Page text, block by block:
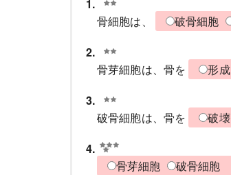
1.
骨細胞は、
破骨細胞
2.
骨芽細胞は、骨を
形成
3.
破骨細胞は、骨を
破壊
4.
骨芽細胞
破骨細胞